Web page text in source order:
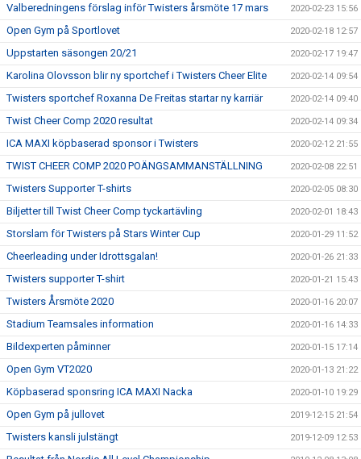
Valberedningens förslag inför Twisters årsmöte 17 mars 2020-02-23 15:56
Open Gym på Sportlovet 2020-02-18 12:57
Uppstarten säsongen 20/21 2020-02-17 19:47
Karolina Olovsson blir ny sportchef i Twisters Cheer Elite 2020-02-14 09:54
Twisters sportchef Roxanna De Freitas startar ny karriär 2020-02-14 09:40
Twist Cheer Comp 2020 resultat 2020-02-14 09:34
ICA MAXI köpbaserad sponsor i Twisters 2020-02-12 21:55
TWIST CHEER COMP 2020 POÄNGSAMMANSTÄLLNING 2020-02-08 22:51
Twisters Supporter T-shirts 2020-02-05 08:30
Biljetter till Twist Cheer Comp tyckartävling 2020-02-01 18:43
Storslam för Twisters på Stars Winter Cup 2020-01-29 11:52
Cheerleading under Idrottsgalan! 2020-01-26 21:33
Twisters supporter T-shirt 2020-01-21 15:43
Twisters Årsmöte 2020 2020-01-16 20:07
Stadium Teamsales information 2020-01-16 14:33
Bildexperten påminner 2020-01-15 17:14
Open Gym VT2020 2020-01-13 21:22
Köpbaserad sponsring ICA MAXI Nacka 2020-01-10 19:29
Open Gym på jullovet 2019-12-15 21:54
Twisters kansli julstängt 2019-12-09 12:53